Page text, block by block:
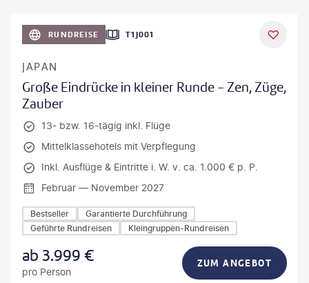
RUNDREISE T1J001
JAPAN
Große Eindrücke in kleiner Runde - Zen, Züge,
Zauber
13- bzw. 16-tägig inkl. Flüge
Mittelklassehotels mit Verpflegung
Inkl. Ausflüge & Eintritte i. W. v. ca. 1.000 € p. P.
Februar — November 2027
Bestseller
Garantierte Durchführung
Geführte Rundreisen
Kleingruppen-Rundreisen
ab3.999 €
pro Person
ZUM ANGEBOT